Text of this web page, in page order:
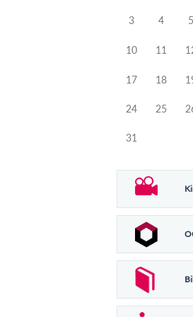
3 4 5
10 11
17 18
24 25
31